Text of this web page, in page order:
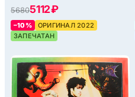
56805112 ₽
–10%
ОРИГИНАЛ 2022
ЗАПЕЧАТАН